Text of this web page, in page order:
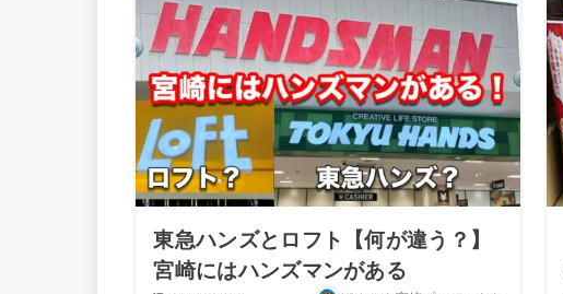
東急ハンズとロフト【何が違う？】
宮崎にはハンズマンがある